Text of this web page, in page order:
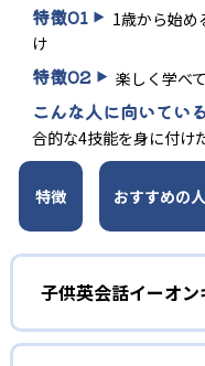
特徴01
1歳から始め
け
特徴02 楽しく学べ
こんな人に向いている
合的な4技能を身に付け
特徴 おすすめの人
子供英会話イーオ
1
年齢